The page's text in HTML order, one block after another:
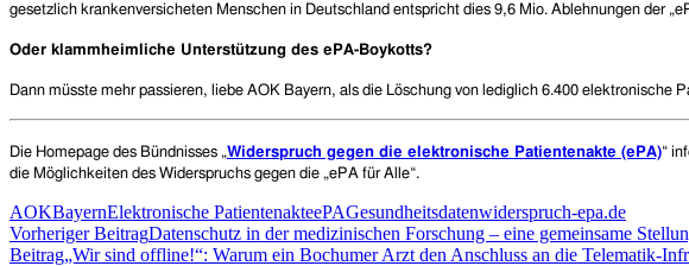
gesetzlich krankenversicheten Menschen in Deutschland entspricht dies 9,6 Mio. Ablehnungen der
Oder klammheimliche Unterstützung des ePA-Boykotts?
Dann müsste mehr passieren, liebe AOK Bayern, als die Löschung von lediglich 6.400 elektronische
Die Homepage des Bündnisses „Widerspruch gegen die elektronische Patientenakte (ePA)“
die Möglichkeiten des Widerspruchs gegen die „ePA für Alle“.
AOKBayernElektronische PatientenakteePAGesundheitsdatenwiderspruch-epa.de
Beitragsnavigation
Vorheriger BeitragDatenschutz in der medizinischen Forschung – eine gemeinsame
Beitrag„Wir sind offline!“: Warum ein Bochumer Arzt den Anschluss an die Telematik-